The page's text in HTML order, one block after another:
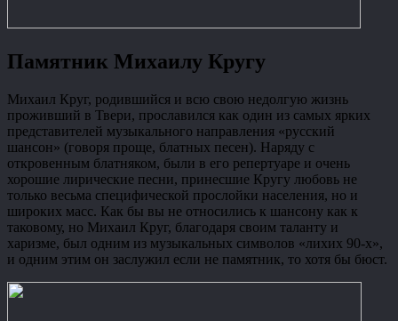
Памятник Михаилу Кругу
Михаил Круг, родившийся и всю свою недолгую жизнь
проживший в Твери, прославился как один из самых ярких
представителей музыкального направления «русский
шансон» (говоря проще, блатных песен). Наряду с
откровенным блатняком, были в его репертуаре и очень
хорошие лирические песни, принесшие Кругу любовь не
только весьма специфической прослойки населения, но и
широких масс. Как бы вы не относились к шансону как к
таковому, но Михаил Круг, благодаря своим таланту и
харизме, был одним из музыкальных символов «лихих 90-х»,
и одним этим он заслужил если не памятник, то хотя бы бюст.